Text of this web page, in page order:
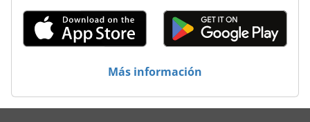
Atlas Copco Qas 325
Atlas Copco Qas 40
Atlas Copco Qas 45
Atlas Copco Qas 48
Más información